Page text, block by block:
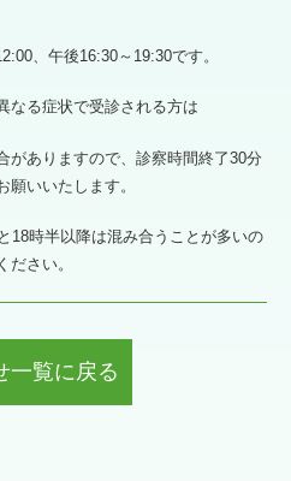
、午後16:30～19:30です。
なる症状で受診される方は
がありますので、診察時間終了30分
いいたします。
18時半以降は混み合うことが多いの
さい。
一覧に戻る